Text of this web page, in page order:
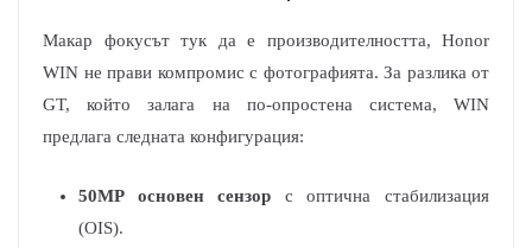
Макар фокусът тук да е производителността, Honor
WIN не прави компромис с фотографията. За разлика от
GT, който залага на по-опростена система, WIN
предлага следната конфигурация:
50MP основен сензор с оптична стабилизация
(OIS).